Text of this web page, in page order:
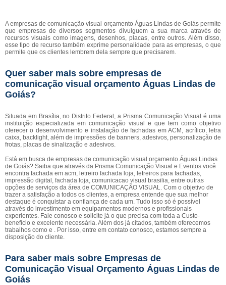
A empresas de comunicação visual orçamento Águas Lindas de Goiás permite
que empresas de diversos segmentos divulguem a sua marca através de
recursos visuais como imagens, desenhos, placas, entre outros. Além disso,
esse tipo de recurso também exprime personalidade para as empresas, o que
permite que os clientes lembrem dela sempre que precisarem.
Quer saber mais sobre empresas de
comunicação visual orçamento Águas Lindas de
Goiás?
Situada em Brasília, no Distrito Federal, a Prisma Comunicação Visual é uma
instituição especializada em comunicação visual e que tem como objetivo
oferecer o desenvolvimento e instalação de fachadas em ACM, acrílico, letra
caixa, backlight, além de impressões de banners, adesivos, personalização de
frotas, placas de sinalização e adesivos.
Está em busca de empresas de comunicação visual orçamento Águas Lindas
de Goiás? Saiba que através da Prisma Comunicação Visual e Eventos você
encontra fachada em acm, letreiro fachada loja, letreiros para fachadas,
impressão digital, fachada loja, comunicacao visual brasilia, entre outras
opções de serviços da área de COMUNICAÇÃO VISUAL. Com o objetivo de
trazer a satisfação a todos os clientes, a empresa entende que sua melhor
destaque é conquistar a confiança de cada um. Tudo isso só é possível
através do investimento em equipamentos modernos e profissionais
experientes. Fale conosco e solicite já o que precisa com toda a Custo-
benefício e excelente necessária. Além dos já citados, também oferecemos
trabalhos como e . Por isso, entre em contato conosco, estamos sempre a
disposição do cliente.
Para saber mais sobre Empresas de
Comunicação Visual Orçamento Águas Lindas de
Goiás